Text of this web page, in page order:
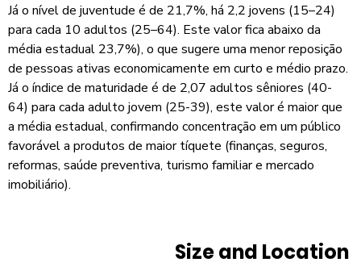
Já o nível de juventude é de 21,7%, há 2,2 jovens (15–24)
para cada 10 adultos (25–64). Este valor fica abaixo da
média estadual 23,7%), o que sugere uma menor reposição
de pessoas ativas economicamente em curto e médio prazo.
Já o índice de maturidade é de 2,07 adultos sêniores (40-
64) para cada adulto jovem (25-39), este valor é maior que
a média estadual, confirmando concentração em um público
favorável a produtos de maior tíquete (finanças, seguros,
reformas, saúde preventiva, turismo familiar e mercado
imobiliário).
Size and Location